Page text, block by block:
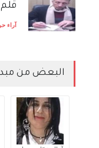
آراء
البعض من